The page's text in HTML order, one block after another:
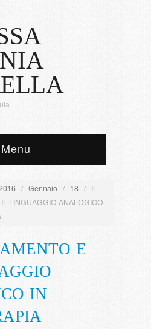
Menu
/ Gennaio / 18 / IL
LINGUAGGIO ANALOGICO
E
IN